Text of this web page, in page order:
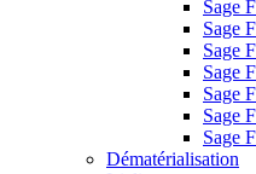
Sage
Sage
Sage
Sage
Sage
Sage
Sage
Dématérialisation